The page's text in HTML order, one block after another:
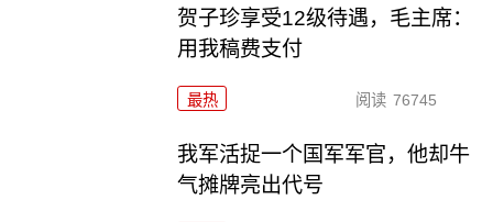
贺子珍享受12级待遇，毛主席：
用我稿费支付
最热 阅读 76745
我军活捉一个国军军官，他却牛
气摊牌亮出代号